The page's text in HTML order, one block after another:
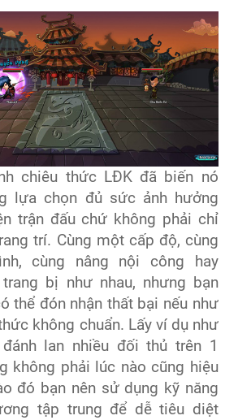
chiêu thức LĐK đã biến nó
lựa chọn đủ sức ảnh hưởng
trận đấu chứ không phải chỉ
trí. Cùng một cấp độ, cùng
cùng nâng nội công hay
bị như nhau, nhưng bạn
thể đón nhận thất bại nếu như
không chuẩn. Lấy ví dụ như
lan nhiều đối thủ trên 1
không phải lúc nào cũng hiệu
đó bạn nên sử dụng kỹ năng
tập trung để dễ tiêu diệt